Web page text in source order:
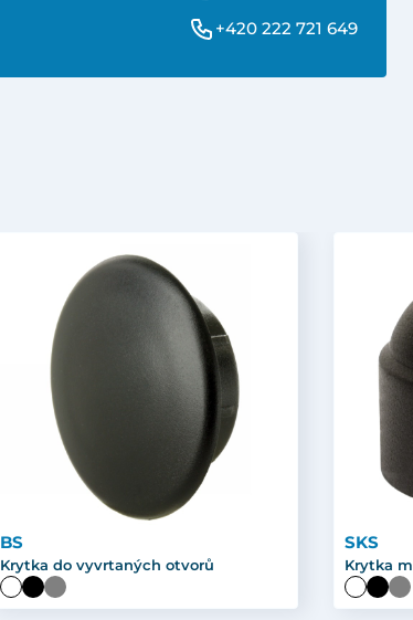
+420 222 721 649
BS
Krytka do vyvrtaných otvorů
SKS
Krytka